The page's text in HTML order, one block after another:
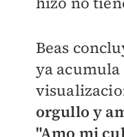
Beas
ya
orgullo y